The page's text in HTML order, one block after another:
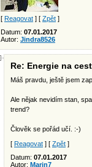
[ Reagovat ] [ Zpět ]
Datum: 07.01.2017
Autor: Jindra8526
Re: Energie na
Máš pravdu, ještě jsem
Ale nějak nevidím stan,
trend?
Člověk se pořád učí. :-)
[ Reagovat ] [ Zpět ]
Datum: 07.01.2017
Autor: Marin7